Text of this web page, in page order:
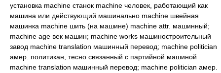
установка machine станок machine человек, работающий как
машина или действующий машинально machine швейная
машинка machine шить (на машине) machine attr. машинный;
machine age век машин; machine works машиностроительный
завод machine translation машинный перевод; machine politician
амер. политикан, тесно связанный с партийной машиной
machine translation машинный перевод; machine politician амер.